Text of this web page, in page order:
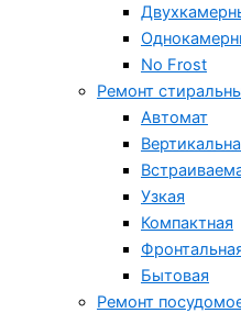
No Frost
Ремонт
Автомат
Узкая
Компактная
Бытовая
Ремонт